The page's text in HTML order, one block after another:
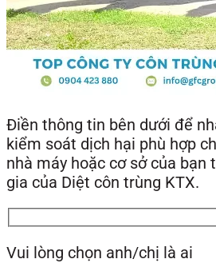
Điền thông tin bên dưới để
kiểm soát dịch hại phù hợp
nhà máy hoặc cơ sở của bạn
gia của Diệt côn trùng KTX.
Vui lòng chọn anh/chị là ai